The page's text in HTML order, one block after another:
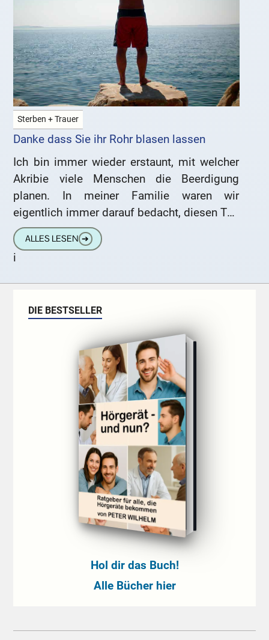
Sterben + Trauer
Danke dass Sie ihr Rohr blasen lassen
Ich bin immer wieder erstaunt, mit welcher
Akribie viele Menschen die Beerdigung
planen. In meiner Familie waren wir
eigentlich immer darauf bedacht, diesen Tag
möglichst schnell und ohne großes
Brimborium
ALLES LESEN ➔
i
DIE BESTSELLER
Hol dir das Buch!
Alle Bücher hier